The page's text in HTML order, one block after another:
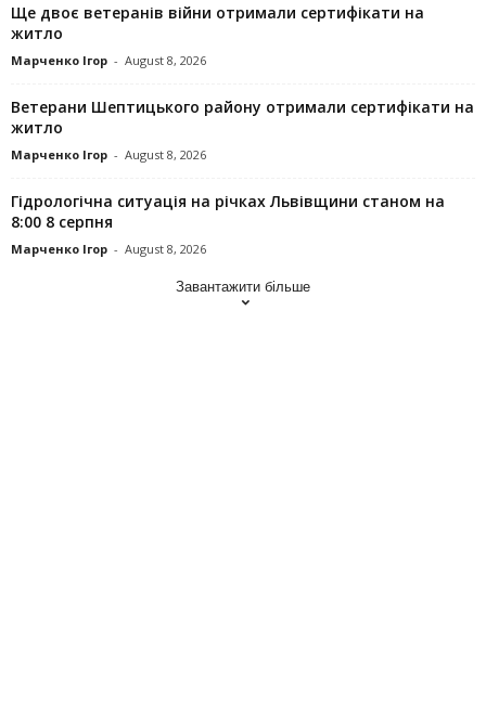
Ще двоє ветеранів війни отримали сертифікати на
житло
Марченко Ігор - August 8, 2026
Ветерани Шептицького району отримали сертифікати на
житло
Марченко Ігор - August 8, 2026
Гідрологічна ситуація на річках Львівщини станом на
8:00 8 серпня
Марченко Ігор - August 8, 2026
Завантажити більше